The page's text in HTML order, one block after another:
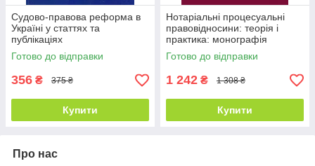
Судово-правова реформа в
Україні у статтях та
публікаціях
Готово до відправки
356 ₴ 375 ₴
Купити
Нотаріальні процесуальні
правовідносини: теорія і
практика: монографія
Готово до відправки
1 242 ₴ 1 308 ₴
Купити
Про нас